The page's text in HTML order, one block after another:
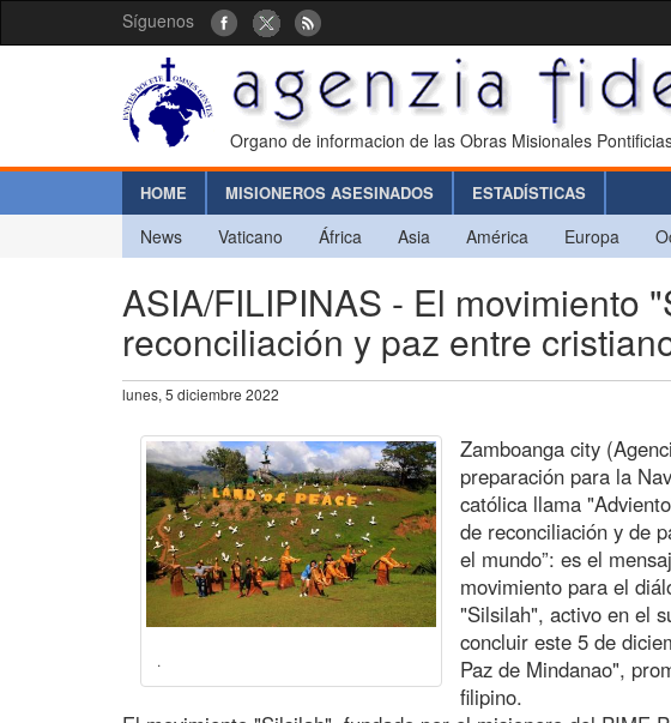
Síguenos
Organo de informacion de las Obras Misionales
HOME MISIONEROS ASESINADOS ESTADÍSTICAS
News Vaticano África Asia América Europa
ASIA/FILIPINAS - El movimiento
reconciliación y paz entre
lunes, 5 diciembre 2022
.
Zamboanga city
preparación para la
católica llama
de reconciliación y de
el mundo”: es el
movimiento para el
"Silsilah", activo en el
concluir este 5 de
Paz de Mindanao",
filipino.